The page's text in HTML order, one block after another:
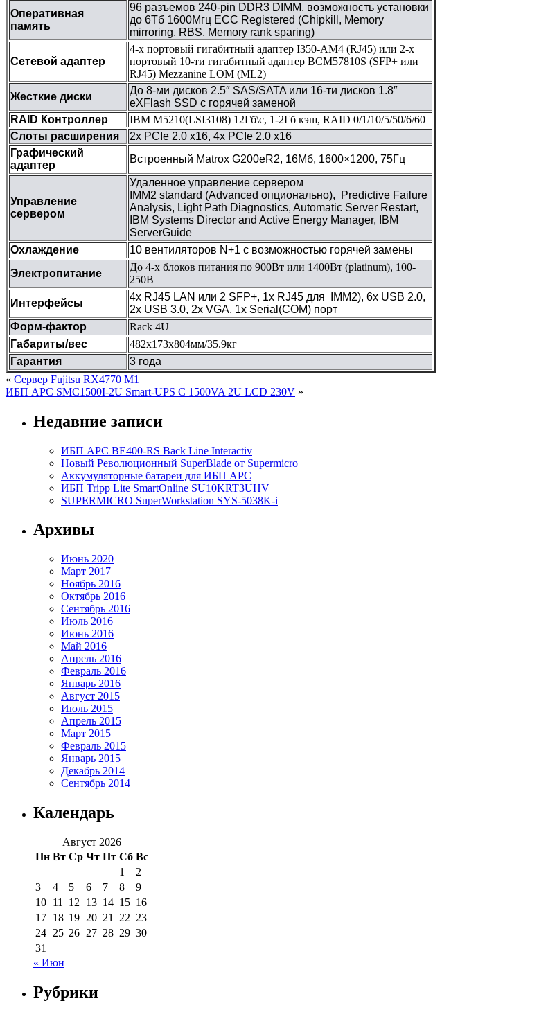
Оперативная
память
96 разъемов 240-pin DDR3 DIMM, возможность установки
до 6Тб 1600Мгц ECC Registered (Chipkill, Memory
mirroring, RBS, Memory rank sparing)
Сетевой адаптер
4-х портовый гигабитный адаптер I350-AM4 (RJ45) или 2-х
портовый 10-ти гигабитный адаптер BCM57810S (SFP+ или
RJ45) Mezzanine LOM (ML2)
Жесткие диски
До 8-ми дисков 2.5″ SAS/SATA или 16-ти дисков 1.8″
eXFlash SSD с горячей заменой
RAID Контроллер
IBM M5210(LSI3108) 12Гб\с, 1-2Гб кэш, RAID 0/1/10/5/50/6/60
Слоты расширения
2х PCIe 2.0 x16, 4х PCIe 2.0 x16
Графический
адаптер
Встроенный Matrox G200eR2, 16Мб, 1600×1200, 75Гц
Управление
сервером
Удаленное управление сервером
IMM2 standard (Advanced опционально), Predictive Failure
Analysis, Light Path Diagnostics, Automatic Server Restart,
IBM Systems Director and Active Energy Manager, IBM
ServerGuide
Охлаждение
10 вентиляторов N+1 c возможностью горячей замены
Электропитание
До 4-х блоков питания по 900Вт или 1400Вт (platinum), 100-
250В
Интерфейсы
4х RJ45 LAN или 2 SFP+, 1x RJ45 для IMM2), 6х USB 2.0,
2х USB 3.0, 2х VGA, 1x Serial(COM) порт
Форм-фактор
Rack 4U
Габариты/вес
482х173х804мм/35.9кг
Гарантия
3 года
« Сервер Fujitsu RX4770 M1
ИБП АРС SMC1500I-2U Smart-UPS C 1500VA 2U LCD 230V »
Недавние записи
ИБП APC BE400-RS Back Line Interactiv
Новый Революционный SuperBlade от Supermicro
Аккумуляторные батареи для ИБП APC
ИБП Tripp Lite SmartOnline SU10KRT3UHV
SUPERMICRO SuperWorkstation SYS-5038K-i
Архивы
Июнь 2020
Март 2017
Ноябрь 2016
Октябрь 2016
Сентябрь 2016
Июль 2016
Июнь 2016
Май 2016
Апрель 2016
Февраль 2016
Январь 2016
Август 2015
Июль 2015
Апрель 2015
Март 2015
Февраль 2015
Январь 2015
Декабрь 2014
Сентябрь 2014
Календарь
Август 2026
Пн Вт Ср Чт Пт Сб Вс
1
2
3
4 5 6 7 8
9
10 11 12 13 14 15 16
17 18 19 20 21 22 23
24 25 26 27 28 29 30
31
« Июн
Рубрики